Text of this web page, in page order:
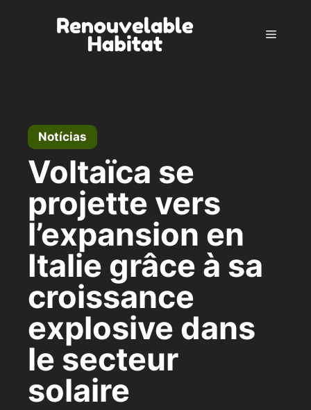
Menu
Notícias
Voltaïca se
projette vers
l’expansion en
Italie grâce à sa
croissance
explosive dans
le secteur
solaire